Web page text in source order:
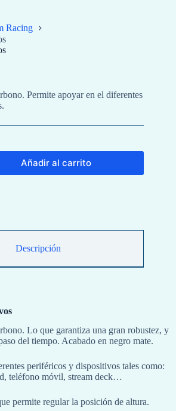
Racing
Permite apoyar en el diferentes
Añadir al carrito
Descripción
Lo que garantiza una gran robustez, y
del tiempo. Acabado en negro mate.
periféricos y dispositivos tales como:
teléfono móvil, stream deck…
permite regular la posición de altura.